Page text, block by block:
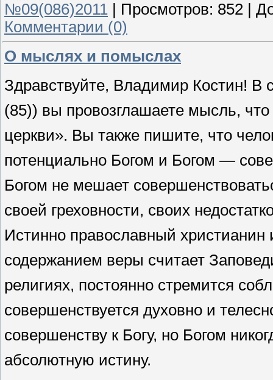
№09(086)2011 Просмотров: 852
Комментарии (0)
О мыслях и помыслах
Здравствуйте, Владимир Костин! В
(85)) вы провозглашаете мысль,
церкви». Вы также пишите, что
потенциально Богом и Богом —
Богом не мешает
своей греховности, своих
Истинно православный
содержанием веры считает
религиях, постоянно стремится
совершенствуется духовно и
совершенству к Богу, но Богом
абсолютную истину.